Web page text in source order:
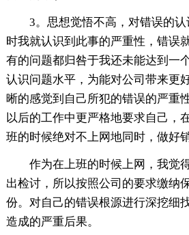
3。思想觉悟不高，对错误的
时我就认识到此事的严重性，错误
有的问题都归咎于我还未能达到一
认识问题水平，为能对公司带来更
晰的感觉到自己所犯的错误的严重
以后的工作中更严格地要求自己，
班的时候绝对不上网地同时，做好
作为在上班的时候上网，我觉
出检讨，所以按照公司的要求缴纳
份。对自己的错误根源进行深挖细
造成的严重后果。